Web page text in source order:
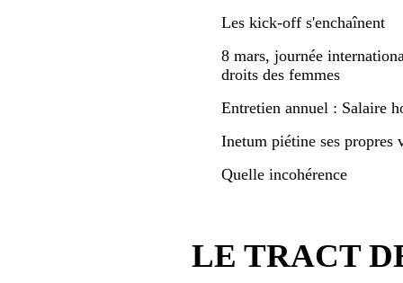
Les kick-off s'enchaînent
8 mars, journée
droits des femmes
Entretien annuel : Salaire
Inetum piétine ses propres
Quelle incohérence
LE TRACT